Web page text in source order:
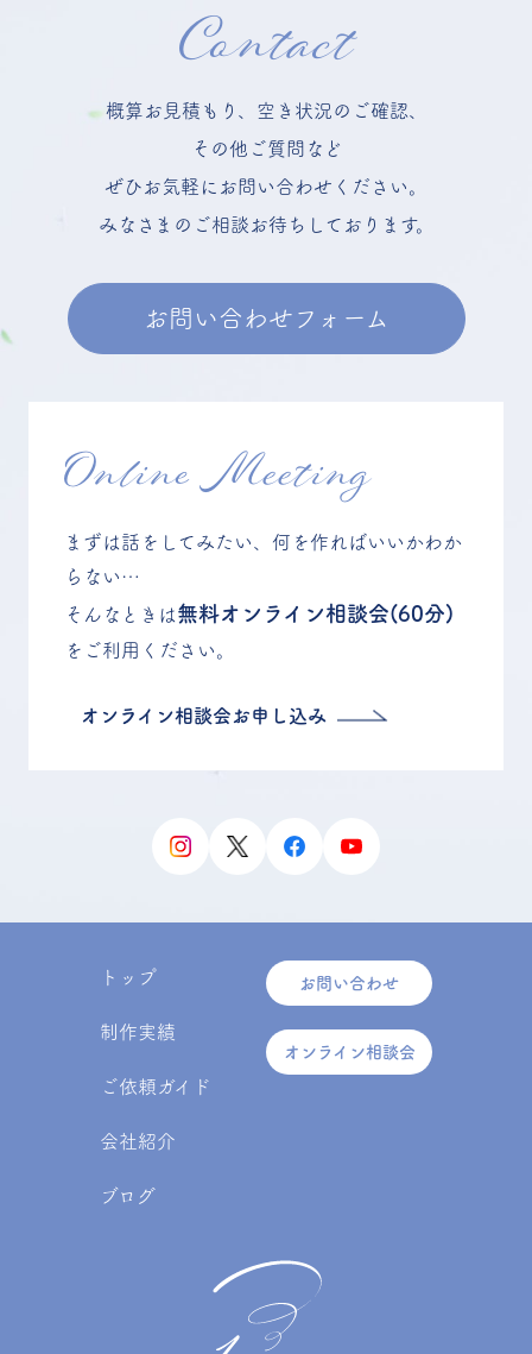
Contact
概算お見積もり、空き状況のご確認、
その他ご質問など
ぜひお気軽にお問い合わせください。
みなさまのご相談お待ちしております。
お問い合わせフォーム
Online Meeting
まずは話をしてみたい、何を作ればいいかわか
らない…
そんなときは無料オンライン相談会(60分)
をご利用ください。
オンライン相談会お申し込み
トップ
制作実績
ご依頼ガイド
会社紹介
ブログ
お問い合わせ
オンライン相談会